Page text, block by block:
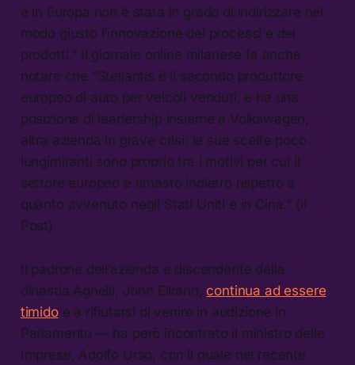
e in Europa non è stata in grado di indirizzare nel
modo giusto l’innovazione dei processi e dei
prodotti.” Il giornale online milanese fa anche
notare che “Stellantis è il secondo produttore
europeo di auto per veicoli venduti, e ha una
posizione di leadership insieme a Volkswagen,
altra azienda in grave crisi: le sue scelte poco
lungimiranti sono proprio tra i motivi per cui il
settore europeo è rimasto indietro rispetto a
quanto avvenuto negli Stati Uniti e in Cina.” (il
Post)
Il padrone dell’azienda e discendente della
dinastia Agnelli, John Elkann, continua ad essere
timidoe a rifiutarsi di venire in audizione in
Parlamento — ha però incontrato il ministro delle
Imprese, Adolfo Urso, con il quale nel recente